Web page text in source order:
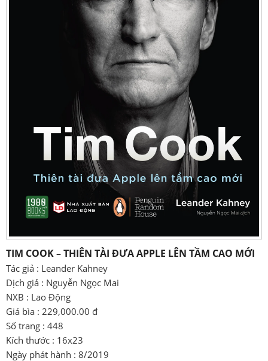
TIM COOK – THIÊN TÀI ĐƯA APPLE LÊN TẦM CAO MỚI
Tác giả : Leander Kahney
Dịch giả : Nguyễn Ngọc Mai
NXB : Lao Động
Giá bìa : 229,000.00 đ
Số trang : 448
Kích thước : 16x23
Ngày phát hành : 8/2019